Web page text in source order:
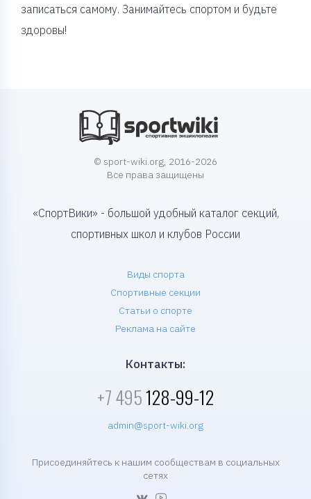
записаться самому. Занимайтесь спортом и будьте
здоровы!
© sport-wiki.org, 2016-2026
Все права защищены
«СпортВики» - большой удобный каталог секций,
спортивных школ и клубов России
Виды спорта
Спортивные секции
Статьи о спорте
Реклама на сайте
Контакты:
+7 495128-99-12
admin@sport-wiki.org
Присоединяйтесь к нашим сообществам в социальных
сетях